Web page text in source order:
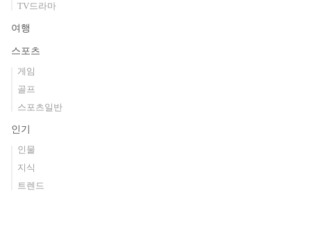
TV드라마
여행
스포츠
게임
골프
스포츠일반
인기
인물
지식
트렌드